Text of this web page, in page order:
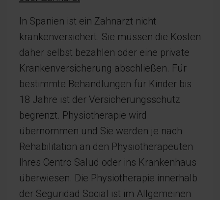
In Spanien ist ein Zahnarzt nicht
krankenversichert. Sie müssen die Kosten
daher selbst bezahlen oder eine private
Krankenversicherung abschließen. Für
bestimmte Behandlungen für Kinder bis
18 Jahre ist der Versicherungsschutz
begrenzt. Physiotherapie wird
übernommen und Sie werden je nach
Rehabilitation an den Physiotherapeuten
Ihres Centro Salud oder ins Krankenhaus
überwiesen. Die Physiotherapie innerhalb
der Seguridad Social ist im Allgemeinen